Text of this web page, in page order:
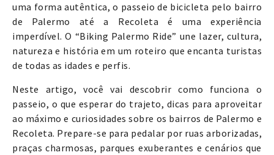
uma forma autêntica, o passeio de bicicleta pelo bairro
de Palermo até a Recoleta é uma experiência
imperdível. O “Biking Palermo Ride” une lazer, cultura,
natureza e história em um roteiro que encanta turistas
de todas as idades e perfis.
Neste artigo, você vai descobrir como funciona o
passeio, o que esperar do trajeto, dicas para aproveitar
ao máximo e curiosidades sobre os bairros de Palermo e
Recoleta. Prepare-se para pedalar por ruas arborizadas,
praças charmosas, parques exuberantes e cenários que